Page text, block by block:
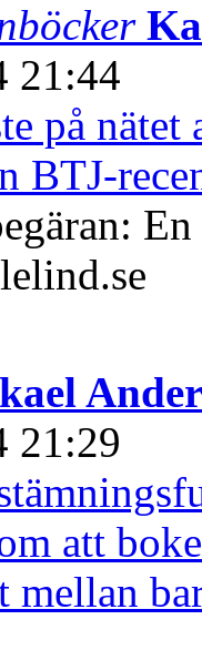
21:44
på nätet
BTJ-
21:29
att
mellan